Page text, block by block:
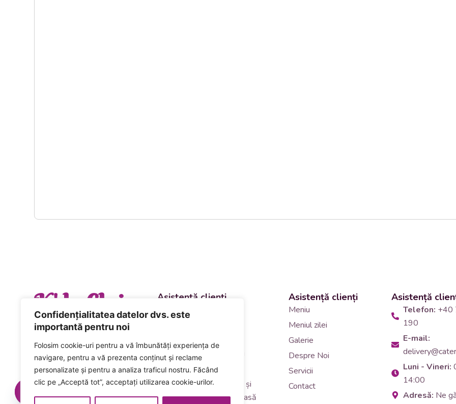
Confidențialitatea datelor dvs. este
importantă pentru noi
Folosim cookie-uri pentru a vă îmbunătăți experiența de
navigare, pentru a vă prezenta conținut și reclame
personalizate și pentru a analiza traficul nostru. Făcând
clic pe „Acceptă tot”, acceptați utilizarea cookie-urilor.
K' la Cluj Asistență clienți
Departament vânzări și
Comenzi și livrări catering
+40 746 223 190
Acceptăm plata numerar și
card inclusiv carduri de masă
Asistență clienți
Meniu
Meniul zilei
Galerie
Despre Noi
Servicii
Contact
Asistență
Telefon: +40
190
E-mail:
Luni - Vineri:
14:00
Adresă: Ne